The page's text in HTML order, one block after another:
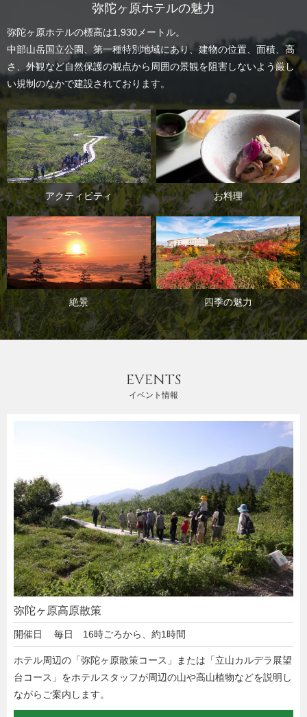
弥陀ヶ原ホテルの魅力
弥陀ヶ原ホテルの標高は1,930メートル。
中部山岳国立公園、第一種特別地域にあり、建物の位置、面積、高
さ、外観など自然保護の観点から 周囲の景観を阻害しないよう厳し
い規制のなかで建設されております。
アクティビティ お料理
絶景 四季の魅力
EVENTS
イベント情報
弥陀ヶ原高原散策
開催日 毎日 16時ごろから、約1時間
ホテル周辺の「弥陀ヶ原散策コース」または「立山カルデラ展望
台コース」をホテルスタッフが周辺の山や高山植物などを説明し
ながらご案内します。